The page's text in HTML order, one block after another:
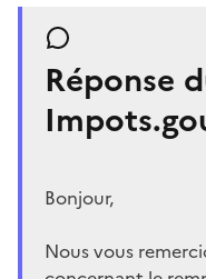
Réponse
Bonjour,
Nous vous